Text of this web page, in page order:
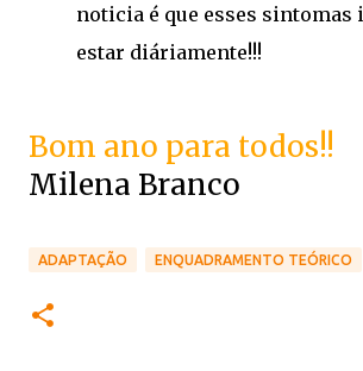
noticia é que esses sintomas
estar diáriamente!!!
Bom ano para todos!!
Milena Branco
ADAPTAÇÃO ENQUADRAMENTO TEÓRICO